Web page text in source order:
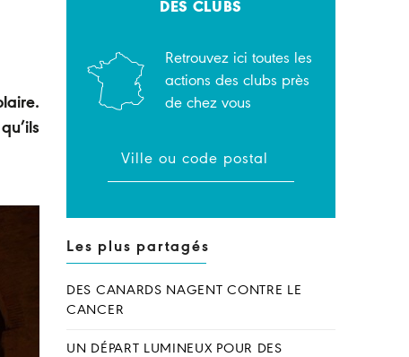
DES CLUBS
Retrouvez ici toutes les
actions des clubs près
de chez vous
Les plus partagés
DES CANARDS NAGENT CONTRE LE
CANCER
UN DÉPART LUMINEUX POUR DES